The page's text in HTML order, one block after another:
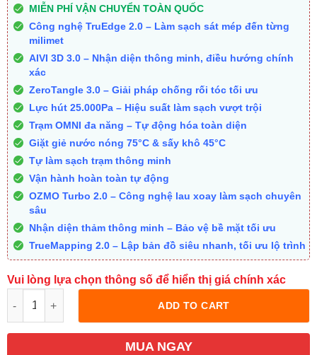
MIỄN PHÍ VẬN CHUYỂN TOÀN QUỐC
Công nghệ TruEdge 2.0 – Làm sạch sát mép đến từng
milimet
AIVI 3D 3.0 – Nhận diện thông minh, điều hướng chính
xác
ZeroTangle 3.0 – Giải pháp chống rối tóc tối ưu
Lực hút 25.000Pa – Hiệu suất làm sạch vượt trội
Trạm OMNI đa năng – Tự động hóa toàn diện
Giặt giẻ nước nóng 75°C & sấy khô 45°C
Tự làm sạch trạm thông minh
Vận hành hoàn toàn tự động
OZMO Turbo 2.0 – Công nghệ lau xoay làm sạch chuyên
sâu
Nhận diện thảm thông minh – Bảo vệ bề mặt tối ưu
TrueMapping 2.0 – Lập bản đồ siêu nhanh, tối ưu lộ trình
Vui lòng lựa chọn thông số để hiển thị giá chính xác
ADD TO CART
MUA NGAY